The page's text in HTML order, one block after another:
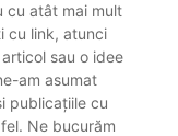
cu atât mai mult
cu link, atunci
sau o idee
am asumat
publicațiile cu
Ne bucurăm